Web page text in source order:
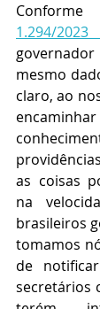
Conforme
1.294/2023
mesmo
claro, ao
as coisas
na
brasileiros
tomamos
de
secretários